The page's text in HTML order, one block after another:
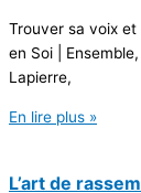
Trouver sa voix
en Soi |
Lapierre,
En lire plus »
L’art de